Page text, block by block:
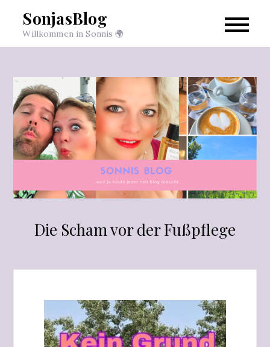
SonjasBlog
Willkommen in Sonnis 🌍
Die Scham vor der Fußpflege